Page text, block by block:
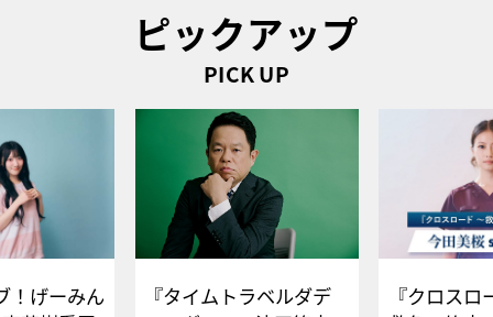
ピックアップ
PICK UP
！げーみん
『タイムトラベルダデ
『クロス